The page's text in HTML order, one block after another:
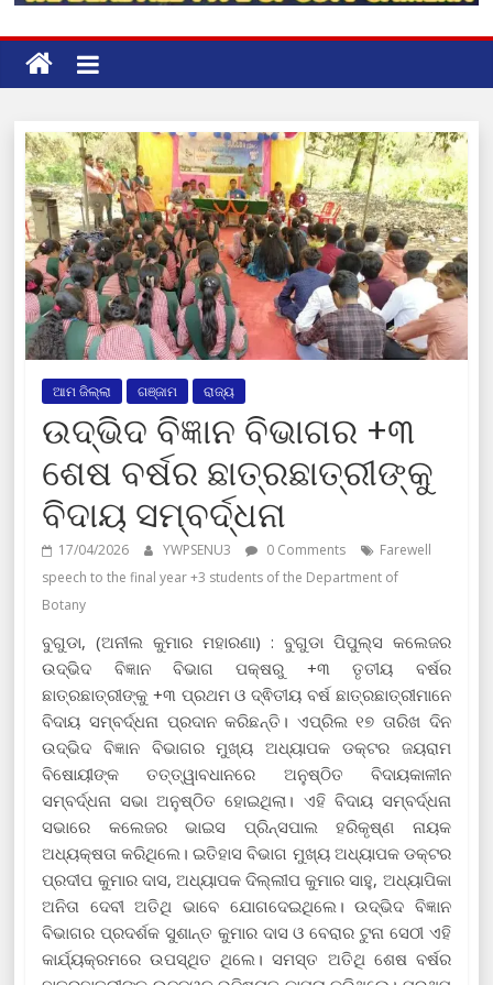
ଆମ ଜିଲ୍ଲା ଗଞ୍ଜାମ ରାଜ୍ୟ
ଉଦ୍ଭିଦ ବିଜ୍ଞାନ ବିଭାଗର +୩
ଶେଷ ବର୍ଷର ଛାତ୍ରଛାତ୍ରୀଙ୍କୁ
ବିଦାୟ ସମ୍ବର୍ଦ୍ଧନା
17/04/2026 YWPSENU3 0 Comments
Farewell
speech to the final year +3 students of the Department of
Botany
ବୁଗୁଡା, (ଅନୀଲ କୁମାର ମହାରଣା) : ବୁଗୁଡା ପିପୁଲ୍ସ କଲେଜର
ଉଦ୍ଭିଦ ବିଜ୍ଞାନ ବିଭାଗ ପକ୍ଷରୁ +୩ ତୃତୀୟ ବର୍ଷର
ଛାତ୍ରଛାତ୍ରୀଙ୍କୁ +୩ ପ୍ରଥମ ଓ ଦ୍ଵିତୀୟ ବର୍ଷ ଛାତ୍ରଛାତ୍ରୀମାନେ
ବିଦାୟ ସମ୍ବର୍ଦ୍ଧନା ପ୍ରଦାନ କରିଛନ୍ତି। ଏପ୍ରିଲ ୧୭ ତାରିଖ ଦିନ
ଉଦ୍ଭିଦ ବିଜ୍ଞାନ ବିଭାଗର ମୁଖ୍ୟ ଅଧ୍ୟାପକ ଡକ୍ଟର ଜୟରାମ
ବିଷୋୟୀଙ୍କ ତତ୍ତ୍ୱାବଧାନରେ ଅନୁଷ୍ଠିତ ବିଦାୟକାଳୀନ
ସମ୍ବର୍ଦ୍ଧନା ସଭା ଅନୁଷ୍ଠିତ ହୋଇଥିଲା। ଏହି ବିଦାୟ ସମ୍ବର୍ଦ୍ଧନା
ସଭାରେ କଲେଜର ଭାଇସ ପ୍ରିନ୍ସପାଲ ହରିକୃଷ୍ଣ ନାୟକ
ଅଧ୍ୟକ୍ଷତା କରିଥିଲେ। ଇତିହାସ ବିଭାଗ ମୁଖ୍ୟ ଅଧ୍ୟାପକ ଡକ୍ଟର
ପ୍ରଦୀପ କୁମାର ଦାସ, ଅଧ୍ୟାପକ ଦିଲ୍ଲୀପ କୁମାର ସାହୁ, ଅଧ୍ୟାପିକା
ଅନିତା ଦେବୀ ଅତିଥି ଭାବେ ଯୋଗଦେଇଥିଲେ। ଉଦ୍ଭିଦ ବିଜ୍ଞାନ
ବିଭାଗର ପ୍ରଦର୍ଶକ ସୁଶାନ୍ତ କୁମାର ଦାସ ଓ ବେରାର ଟୁନା ସେଠୀ ଏହି
କାର୍ଯ୍ୟକ୍ରମରେ ଉପସ୍ଥିତ ଥିଲେ। ସମସ୍ତ ଅତିଥି ଶେଷ ବର୍ଷର